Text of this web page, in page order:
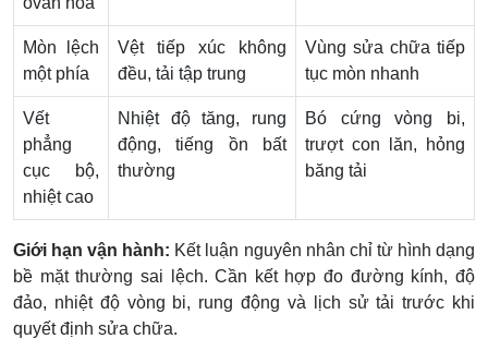
Mòn lệch
một phía
Vệt tiếp xúc không
đều, tải tập trung
Vùng sửa chữa tiếp
tục mòn nhanh
Vết
phẳng
cục bộ,
nhiệt cao
Nhiệt độ tăng, rung
động, tiếng ồn bất
thường
Bó cứng vòng bi,
trượt con lăn, hỏng
băng tải
Giới hạn vận hành: Kết luận nguyên nhân chỉ từ hình dạng
bề mặt thường sai lệch. Cần kết hợp đo đường kính, độ
đảo, nhiệt độ vòng bi, rung động và lịch sử tải trước khi
quyết định sửa chữa.